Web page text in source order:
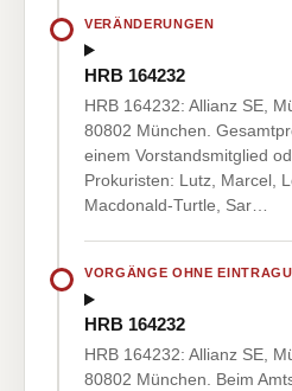
VERÄNDERUNGEN
HRB 164232
HRB 164232: Allianz SE,
80802 München.
einem Vorstandsmitglied
Prokuristen: Lutz, Marcel,
Macdonald-Turtle, Sar…
VORGÄNGE OHNE
HRB 164232
HRB 164232: Allianz SE,
80802 München. Beim